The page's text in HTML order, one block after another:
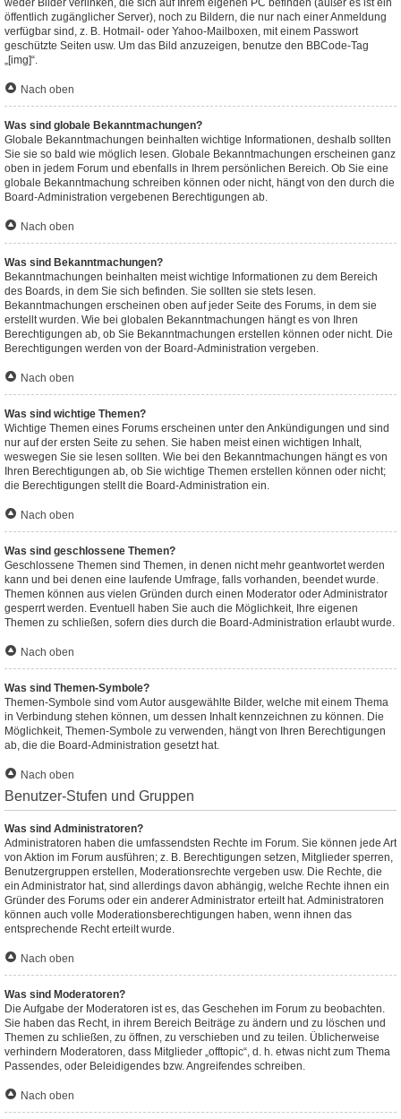
weder Bilder verlinken, die sich auf Ihrem eigenen PC befinden (außer es ist ein
öffentlich zugänglicher Server), noch zu Bildern, die nur nach einer Anmeldung
verfügbar sind, z. B. Hotmail- oder Yahoo-Mailboxen, mit einem Passwort
geschützte Seiten usw. Um das Bild anzuzeigen, benutze den BBCode-Tag
„[img]“.
Nach oben
Was sind globale Bekanntmachungen?
Globale Bekanntmachungen beinhalten wichtige Informationen, deshalb sollten
Sie sie so bald wie möglich lesen. Globale Bekanntmachungen erscheinen ganz
oben in jedem Forum und ebenfalls in Ihrem persönlichen Bereich. Ob Sie eine
globale Bekanntmachung schreiben können oder nicht, hängt von den durch die
Board-Administration vergebenen Berechtigungen ab.
Nach oben
Was sind Bekanntmachungen?
Bekanntmachungen beinhalten meist wichtige Informationen zu dem Bereich
des Boards, in dem Sie sich befinden. Sie sollten sie stets lesen.
Bekanntmachungen erscheinen oben auf jeder Seite des Forums, in dem sie
erstellt wurden. Wie bei globalen Bekanntmachungen hängt es von Ihren
Berechtigungen ab, ob Sie Bekanntmachungen erstellen können oder nicht. Die
Berechtigungen werden von der Board-Administration vergeben.
Nach oben
Was sind wichtige Themen?
Wichtige Themen eines Forums erscheinen unter den Ankündigungen und sind
nur auf der ersten Seite zu sehen. Sie haben meist einen wichtigen Inhalt,
weswegen Sie sie lesen sollten. Wie bei den Bekanntmachungen hängt es von
Ihren Berechtigungen ab, ob Sie wichtige Themen erstellen können oder nicht;
die Berechtigungen stellt die Board-Administration ein.
Nach oben
Was sind geschlossene Themen?
Geschlossene Themen sind Themen, in denen nicht mehr geantwortet werden
kann und bei denen eine laufende Umfrage, falls vorhanden, beendet wurde.
Themen können aus vielen Gründen durch einen Moderator oder Administrator
gesperrt werden. Eventuell haben Sie auch die Möglichkeit, Ihre eigenen
Themen zu schließen, sofern dies durch die Board-Administration erlaubt wurde.
Nach oben
Was sind Themen-Symbole?
Themen-Symbole sind vom Autor ausgewählte Bilder, welche mit einem Thema
in Verbindung stehen können, um dessen Inhalt kennzeichnen zu können. Die
Möglichkeit, Themen-Symbole zu verwenden, hängt von Ihren Berechtigungen
ab, die die Board-Administration gesetzt hat.
Nach oben
Benutzer-Stufen und Gruppen
Was sind Administratoren?
Administratoren haben die umfassendsten Rechte im Forum. Sie können jede Art
von Aktion im Forum ausführen; z. B. Berechtigungen setzen, Mitglieder sperren,
Benutzergruppen erstellen, Moderationsrechte vergeben usw. Die Rechte, die
ein Administrator hat, sind allerdings davon abhängig, welche Rechte ihnen ein
Gründer des Forums oder ein anderer Administrator erteilt hat. Administratoren
können auch volle Moderationsberechtigungen haben, wenn ihnen das
entsprechende Recht erteilt wurde.
Nach oben
Was sind Moderatoren?
Die Aufgabe der Moderatoren ist es, das Geschehen im Forum zu beobachten.
Sie haben das Recht, in ihrem Bereich Beiträge zu ändern und zu löschen und
Themen zu schließen, zu öffnen, zu verschieben und zu teilen. Üblicherweise
verhindern Moderatoren, dass Mitglieder „offtopic“, d. h. etwas nicht zum Thema
Passendes, oder Beleidigendes bzw. Angreifendes schreiben.
Nach oben